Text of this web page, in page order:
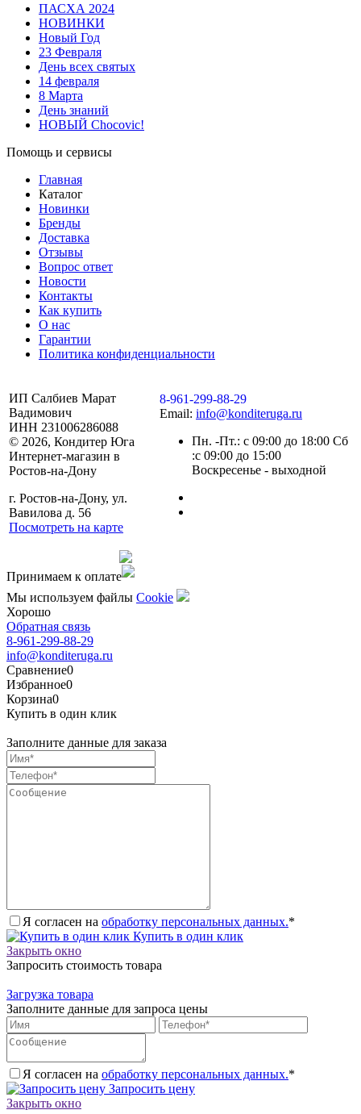
ПАСХА 2024
НОВИНКИ
Новый Год
23 Февраля
День всех святых
14 февраля
8 Марта
День знаний
НОВЫЙ Chocovic!
Помощь и сервисы
Главная
Каталог
Новинки
Бренды
Доставка
Отзывы
Вопрос ответ
Новости
Контакты
Как купить
О нас
Гарантии
Политика конфиденциальности
ИП Салбиев Марат
Вадимович
ИНН 231006286088
© 2026, Кондитер Юга
Интернет-магазин в
Ростов-на-Дону
г. Ростов-на-Дону, ул.
Вавилова д. 56
Посмотреть на карте
8-961-299-88-29
Email: info@konditeruga.ru
Пн. -Пт.: с 09:00 до 18:00 Сб
:с 09:00 до 15:00
Воскресенье - выходной
Принимаем к оплате
Мы используем файлы Сookie
Хорошо
Обратная связь
8-961-299-88-29
info@konditeruga.ru
Сравнение0
Избранное0
Корзина0
Купить в один клик
Заполните данные для заказа
Я согласен на обработку персональных данных.*
Купить в один клик
Закрыть окно
Запросить стоимость товара
Загрузка товара
Заполните данные для запроса цены
Я согласен на обработку персональных данных.*
Запросить цену
Закрыть окно